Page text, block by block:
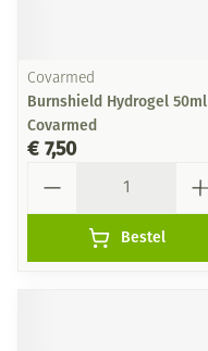
Covarmed
Burnshield Hydrogel 50ml
Covarmed
€ 7,50
Bestel